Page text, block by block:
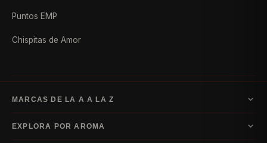
Puntos EMP
Chispitas de Amor
MARCAS DE LA A A LA Z
EXPLORA POR AROMA